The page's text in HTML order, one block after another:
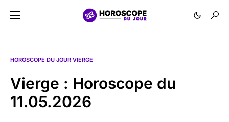
HOROSCOPE DU JOUR VIERGE
Vierge : Horoscope du
11.05.2026